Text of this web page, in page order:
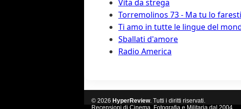
Vita da strega
Torremolinos 73 - Ma tu lo
Ti amo in tutte le lingue del
Sballati d'amore
Radio America
© 2026 HyperReview. Tutti i diritti riservati.